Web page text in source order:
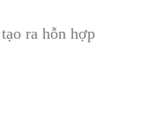
ra hỗn hợp